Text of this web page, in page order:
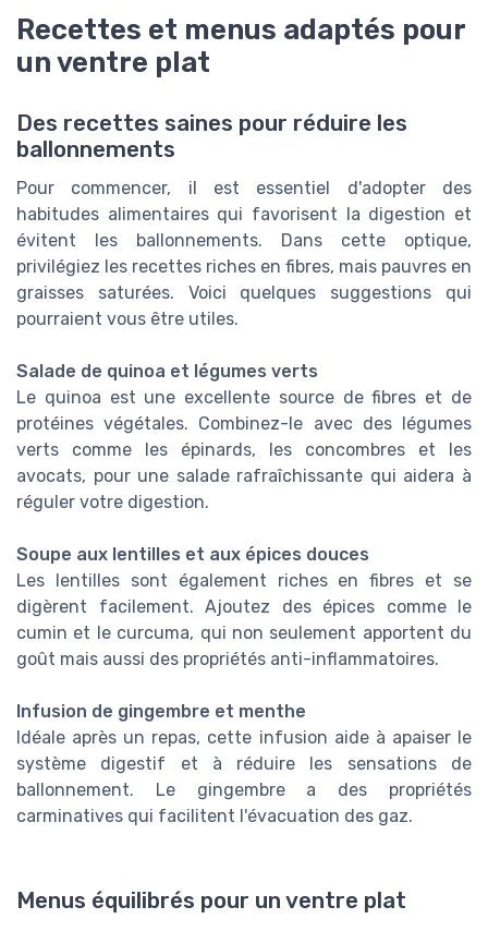
Recettes et menus adaptés pour
un ventre plat
Des recettes saines pour réduire les
ballonnements
Pour commencer, il est essentiel d'adopter des
habitudes alimentaires qui favorisent la digestion et
évitent les ballonnements. Dans cette optique,
privilégiez les recettes riches en fibres, mais pauvres en
graisses saturées. Voici quelques suggestions qui
pourraient vous être utiles.
Salade de quinoa et légumes verts
Le quinoa est une excellente source de fibres et de
protéines végétales. Combinez-le avec des légumes
verts comme les épinards, les concombres et les
avocats, pour une salade rafraîchissante qui aidera à
réguler votre digestion.
Soupe aux lentilles et aux épices douces
Les lentilles sont également riches en fibres et se
digèrent facilement. Ajoutez des épices comme le
cumin et le curcuma, qui non seulement apportent du
goût mais aussi des propriétés anti-inflammatoires.
Infusion de gingembre et menthe
Idéale après un repas, cette infusion aide à apaiser le
système digestif et à réduire les sensations de
ballonnement. Le gingembre a des propriétés
carminatives qui facilitent l'évacuation des gaz.
Menus équilibrés pour un ventre plat